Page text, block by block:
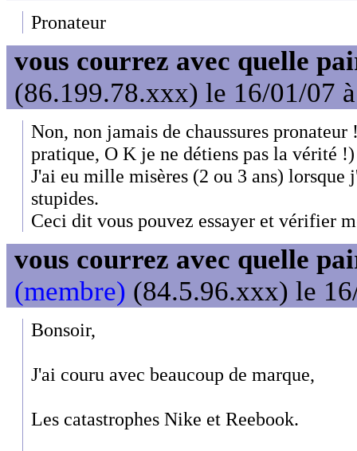
Pronateur
vous courrez avec quelle
(86.199.78.xxx) le 16/01/07
Non, non jamais de chaussures
pratique, O K je ne détiens pas la vérité !)
J'ai eu mille misères (2 ou 3 ans) lorsque
stupides.
Ceci dit vous pouvez essayer et vérifier
vous courrez avec quelle
(membre) (84.5.96.xxx) le
Bonsoir,
J'ai couru avec beaucoup de marque,
Les catastrophes Nike et Reebook.